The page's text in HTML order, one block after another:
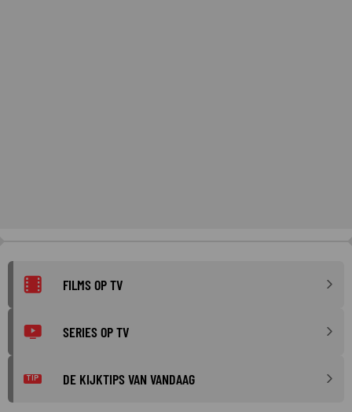
FILMS OP TV
SERIES OP TV
TIP DE KIJKTIPS VAN VANDAAG